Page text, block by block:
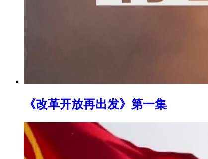
《改革开放再出发》第一集